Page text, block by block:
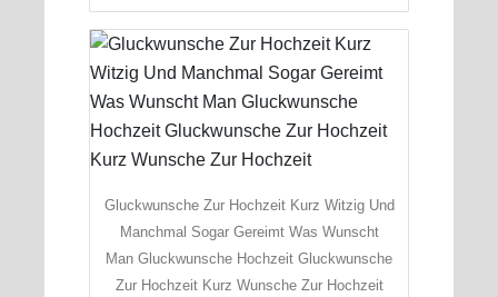
Gluckwunsche Zur Hochzeit Kurz Witzig Und
Manchmal Sogar Gereimt Was Wunscht
Man Gluckwunsche Hochzeit Gluckwunsche
Zur Hochzeit Kurz Wunsche Zur Hochzeit